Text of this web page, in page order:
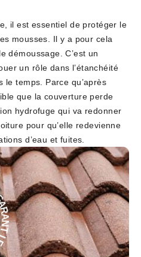
il est essentiel de protéger le
mousses. Il y a pour cela
démoussage. C’est un
un rôle dans l’étanchéité
temps. Parce qu’après
que la couverture perde
hydrofuge qui va redonner
pour qu’elle redevienne
d’eau et fuites.
E